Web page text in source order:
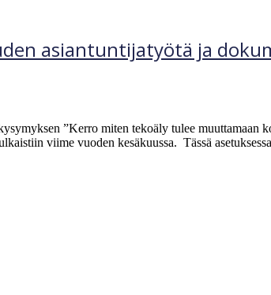
asiantuntijatyötä ja
”Kerro miten tekoäly tulee muuttamaan
viime vuoden kesäkuussa. Tässä